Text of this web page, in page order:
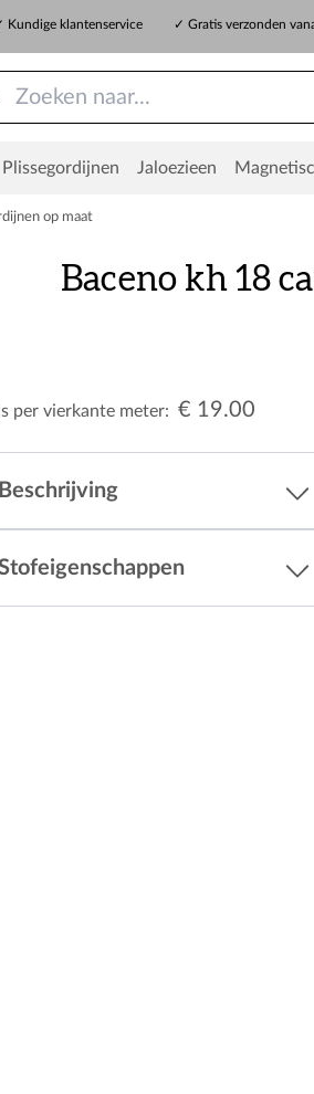
Kundige klantenservice ✓ Gratis verzonden
Plissegordijnen Jaloezieen
op maat
Baceno kh 18
per vierkante meter: € 19.00
Beschrijving